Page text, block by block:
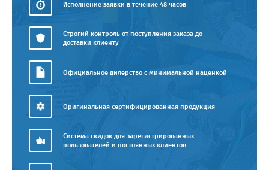
Исполнение заявки в течение 48 часов
Строгий контроль от поступления заказа до
доставки клиенту
Официальное дилерство с минимальной наценкой
Оригинальная сертифицированная продукция
Система скидок для зарегистрированных
пользователей и постоянных клиентов